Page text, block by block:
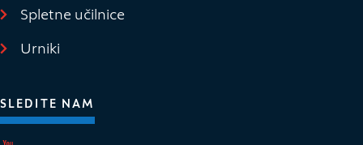
Spletne učilnice
Urniki
SLEDITE NAM